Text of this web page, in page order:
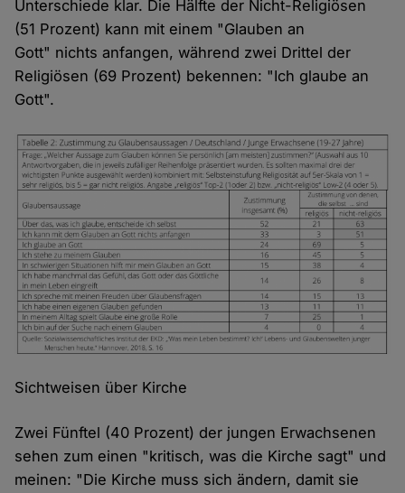
Unterschiede klar. Die Hälfte der Nicht-Religiösen
(51 Prozent) kann mit einem "Glauben an
Gott" nichts anfangen, während zwei Drittel der
Religiösen (69 Prozent) bekennen: "Ich glaube an
Gott".
Sichtweisen über Kirche
Zwei Fünftel (40 Prozent) der jungen Erwachsenen
sehen zum einen "kritisch, was die Kirche sagt" und
meinen: "Die Kirche muss sich ändern, damit sie